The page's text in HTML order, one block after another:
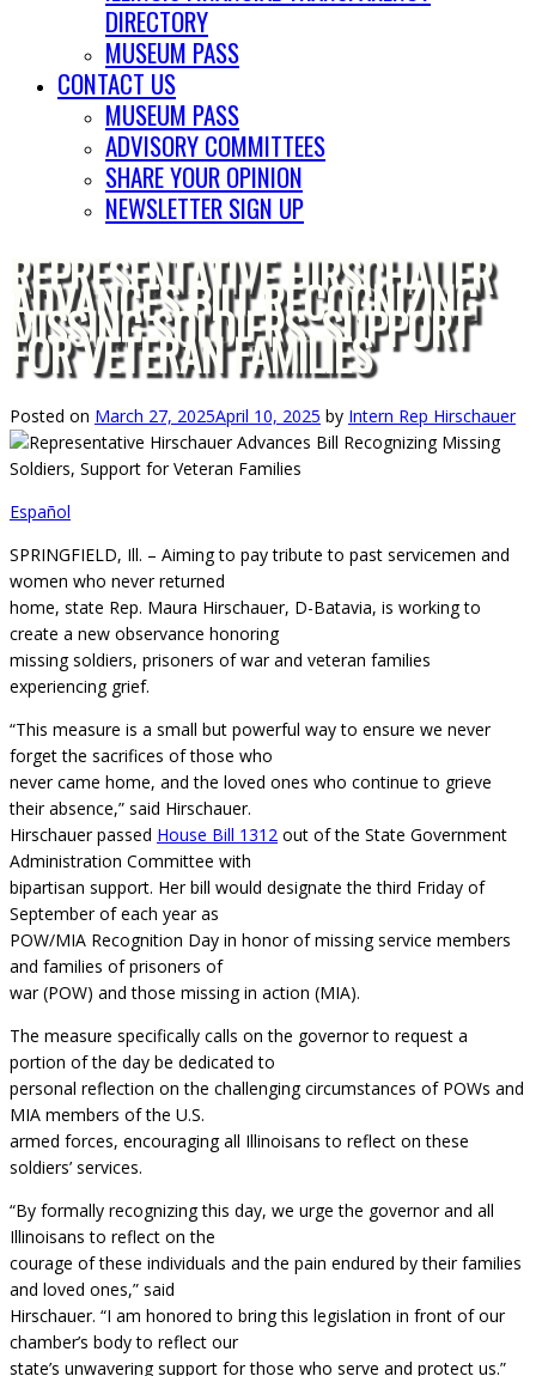
DIRECTORY
MUSEUM PASS
CONTACT US
MUSEUM PASS
ADVISORY COMMITTEES
SHARE YOUR OPINION
NEWSLETTER SIGN UP
REPRESENTATIVE HIRSCHAUER
ADVANCES BILL RECOGNIZING
MISSING SOLDIERS, SUPPORT
FOR VETERAN FAMILIES
Posted on March 27, 2025April 10, 2025 by Intern Rep Hirschauer
Español
SPRINGFIELD, Ill. – Aiming to pay tribute to past servicemen and
women who never returned
home, state Rep. Maura Hirschauer, D-Batavia, is working to
create a new observance honoring
missing soldiers, prisoners of war and veteran families
experiencing grief.
“This measure is a small but powerful way to ensure we never
forget the sacrifices of those who
never came home, and the loved ones who continue to grieve
their absence,” said Hirschauer.
Hirschauer passed House Bill 1312 out of the State Government
Administration Committee with
bipartisan support. Her bill would designate the third Friday of
September of each year as
POW/MIA Recognition Day in honor of missing service members
and families of prisoners of
war (POW) and those missing in action (MIA).
The measure specifically calls on the governor to request a
portion of the day be dedicated to
personal reflection on the challenging circumstances of POWs and
MIA members of the U.S.
armed forces, encouraging all Illinoisans to reflect on these
soldiers’ services.
“By formally recognizing this day, we urge the governor and all
Illinoisans to reflect on the
courage of these individuals and the pain endured by their families
and loved ones,” said
Hirschauer. “I am honored to bring this legislation in front of our
chamber’s body to reflect our
state’s unwavering support for those who serve and protect us.”